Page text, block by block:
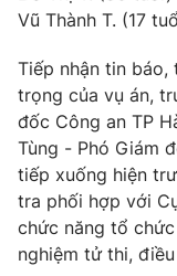
Ðiện thoại Thời báo
Liên hệ quảng cáo:
Vũ Thành T. (17
Tiếp nhận tin
trọng của vụ án,
đốc Công an TP
Tùng - Phó Giám
tiếp xuống hiện
tra phối hợp với
chức năng tổ
nghiệm tử thi,